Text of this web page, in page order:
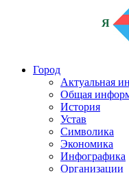
Я
Город
Актуальная
Общая
История
Устав
Символика
Экономика
Инфографика
Организации